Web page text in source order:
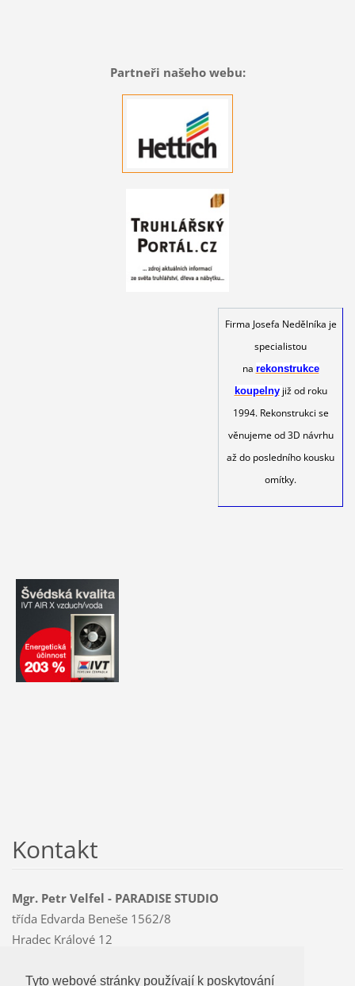
Tyto webové stránky používají k poskytování
Tyto webové stránky používají k poskytování
Partneři našeho webu:
Firma Josefa Nedělníka je
specialistou
na rekonstrukce
koupelny již od roku
1994. Rekonstrukci se
věnujeme od 3D návrhu
až do posledního kousku
omítky.
Kontakt
Mgr. Petr Velfel - PARADISE STUDIO
třída Edvarda Beneše 1562/8
Hradec Králové 12
Mobil: 603 478 763